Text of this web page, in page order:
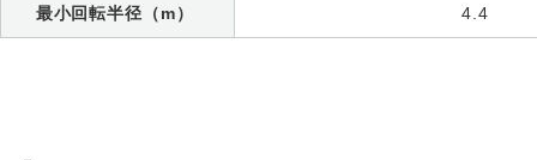
最小回転半径（m） 4.4